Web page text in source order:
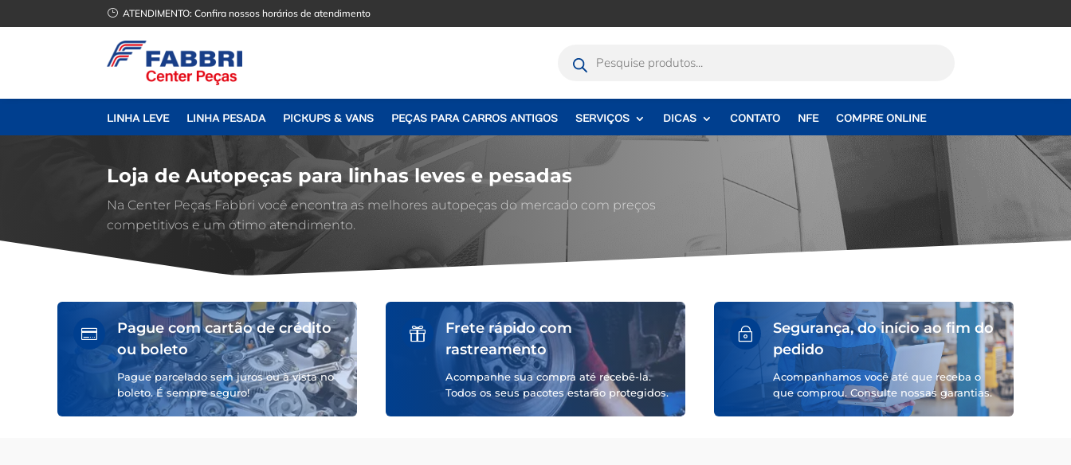
} ATENDIMENTO:Confira nossos horários de atendimento
produtos
LINHA LEVE LINHA PESADA PICKUPS & VANS PEÇAS PARA CARROS ANTIGOS SERVIÇOS DICAS CONTATO NFE COMPRE ONLINE
Loja de Autopeças para linhas leves e pesadas
Na Center Peças Fabbri você encontra as melhores autopeças do mercado com preços
competitivos e um ótimo atendimento.

Pague com cartão de crédito
ou boleto
Pague parcelado sem juros ou à vista no
boleto. É sempre seguro!

Frete rápido com
rastreamento
Acompanhe sua compra até recebê-la.
Todos os seus pacotes estarão protegidos.
~
Segurança, do início ao fim do
pedido
Acompanhamos você até que receba o
que comprou. Consulte nossas garantias.